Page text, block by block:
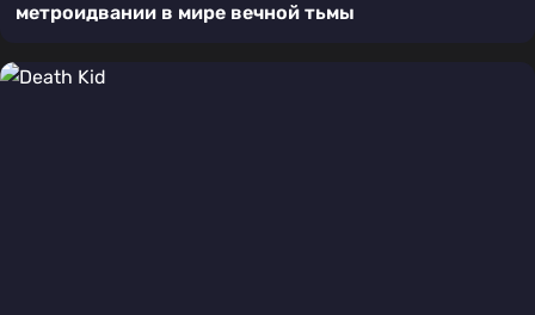
метроидвании в мире вечной тьмы